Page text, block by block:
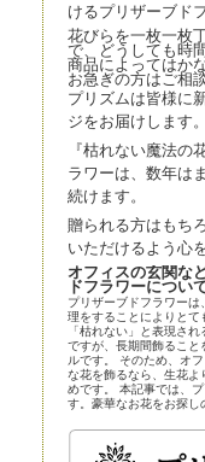
けるプリザーブド
花びらを一枚一枚
で、どうしても時
商品によってはか
お急ぎの方はご相
プリズムは皆様に
ジをお届けします。
『枯れない魔法の
ラワーは、数年は
続けます。
贈られる方はもち
いただけるよう心
オフィスの玄関な
ドフラワーについ
プリザーブドフラワー
理をすることによりとて
「枯れない」と表現さ
ですが、長期間飾ること
ルです。 そのため、オ
な花を飾るなら、生花よ
めです。 本記事では、
す。豪華なお花をお探し
プリザーブドフラ
プリザーブドフラワー